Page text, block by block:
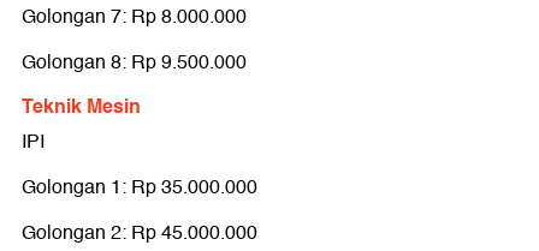
Golongan 7: Rp 8.000.000
Golongan 8: Rp 9.500.000
Teknik Mesin
IPI
Golongan 1: Rp 35.000.000
Golongan 2: Rp 45.000.000